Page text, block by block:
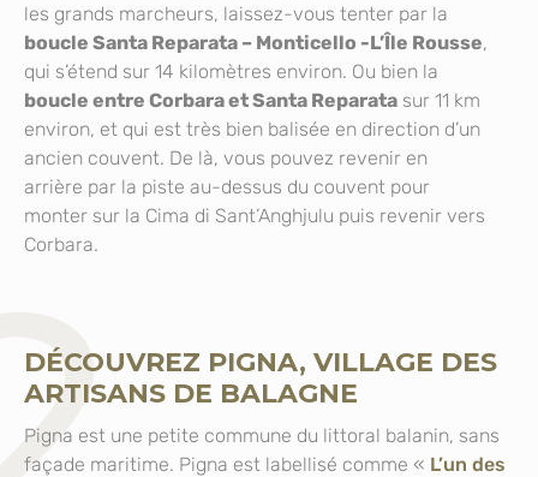
les grands marcheurs, laissez-vous tenter par la
boucle Santa Reparata – Monticello -L’Île Rousse,
qui s’étend sur 14 kilomètres environ. Ou bien la
boucle entre Corbara et Santa Reparata sur 11 km
environ, et qui est très bien balisée en direction d’un
ancien couvent. De là, vous pouvez revenir en
arrière par la piste au-dessus du couvent pour
monter sur la Cima di Sant’Anghjulu puis revenir vers
Corbara.
DÉCOUVREZ PIGNA, VILLAGE DES
ARTISANS DE BALAGNE
Pigna est une petite commune du littoral balanin, sans
façade maritime. Pigna est labellisé comme « L’un des